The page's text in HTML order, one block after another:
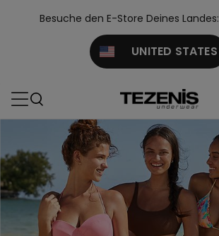
Besuche den E-Store Deines Landes:
UNITED STATES